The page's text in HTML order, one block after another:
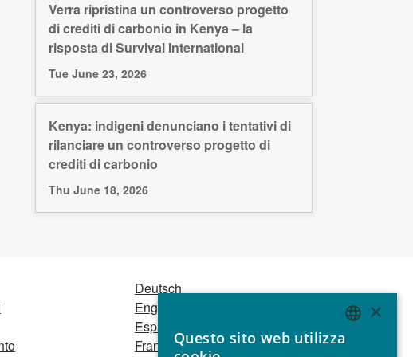
Verra ripristina un controverso progetto
di crediti di carbonio in Kenya – la
risposta di Survival International
Tue June 23, 2026
Kenya: indigeni denunciano i tentativi di
rilanciare un controverso progetto di
crediti di carbonio
Thu June 18, 2026
Deutsch
English
Español
Français
ENGLISH
×
Questo sito web utilizza